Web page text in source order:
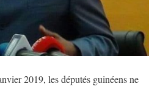
2019, les députés guinéens ne